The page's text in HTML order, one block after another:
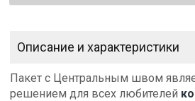
Описание и характеристики
Пакет с Центральным швом
решением для всех любителей